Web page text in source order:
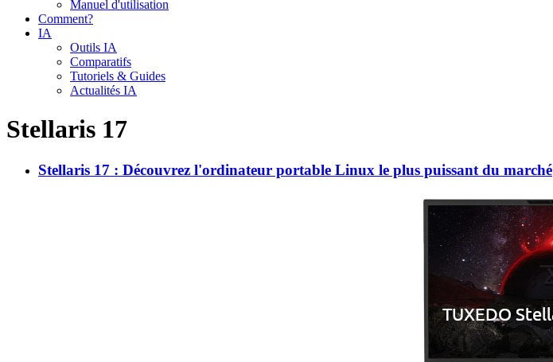
Manuel d'utilisation
Comment?
IA
Outils IA
Comparatifs
Tutoriels & Guides
Actualités IA
Stellaris 17
Stellaris 17 : Découvrez l'ordinateur portable Linux le plus puissant du marché